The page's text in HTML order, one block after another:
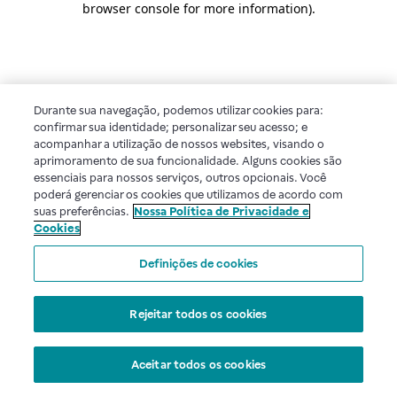
browser console for more information).
Durante sua navegação, podemos utilizar cookies para:
confirmar sua identidade; personalizar seu acesso; e
acompanhar a utilização de nossos websites, visando o
aprimoramento de sua funcionalidade. Alguns cookies são
essenciais para nossos serviços, outros opcionais. Você
poderá gerenciar os cookies que utilizamos de acordo com
suas preferências. Nossa Política de Privacidade e
Cookies
Definições de cookies
Rejeitar todos os cookies
Aceitar todos os cookies